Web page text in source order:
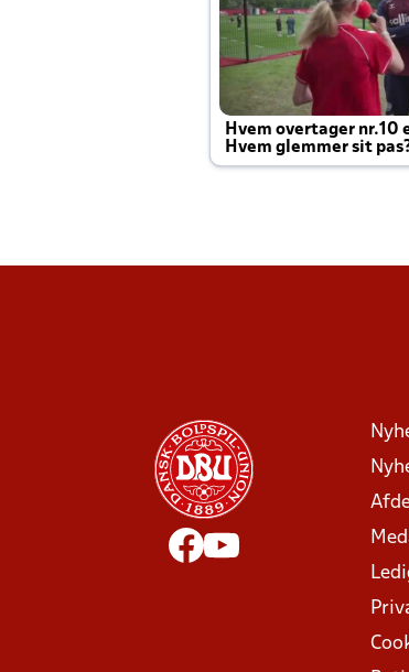
Hvem overtager nr.10
Hvem glemmer sit
Joachim altid til efter